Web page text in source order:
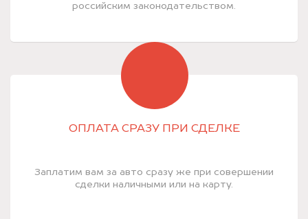
российским законодательством.
ОПЛАТА СРАЗУ ПРИ СДЕЛКЕ
Заплатим вам за авто сразу же при совершении
сделки наличными или на карту.